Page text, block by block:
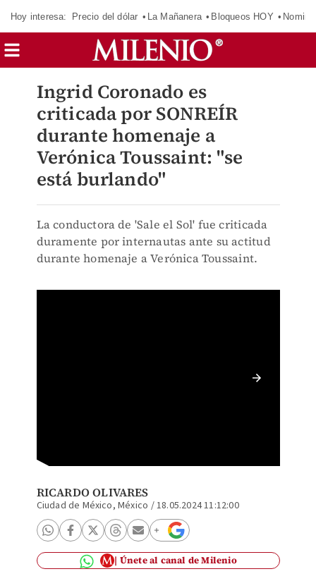
Hoy interesa: Precio del dólar La Mañanera Bloqueos HOY
Ingrid Coronado es
criticada por SONREÍR
durante homenaje a
Verónica Toussaint: "se
está burlando"
La conductora de 'Sale el Sol' fue criticada
duramente por internautas ante su actitud
durante homenaje a Verónica Toussaint.
RICARDO OLIVARES
Ciudad de México, México /18.05.2024 11:12:00
Únete al canal de Milenio